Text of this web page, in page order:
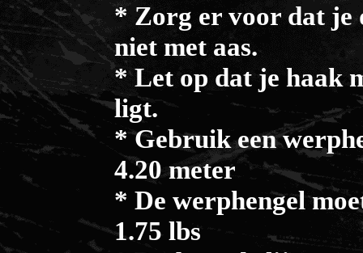
* Zorg er voor dat je
niet met aas.
* Let op dat je haak
ligt.
* Gebruik een
4.20 meter
* De werphengel
1.75 lbs